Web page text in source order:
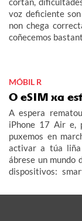
voz deficiente
non chega
coñecemos
MÓBIL R
O eSIM xa
A espera
iPhone 17 Air e,
puxemos en
activar a túa liña
ábrese un mundo
dispositivos: